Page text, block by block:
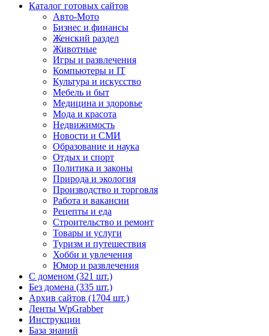
Каталог готовых сайтов
Авто-Мото
Бизнес и финансы
Женский раздел
Животные
Игры и развлечения
Компьютеры и IT
Культура и искусство
Мебель и быт
Медицина и здоровье
Мода и красота
Недвижимость
Новости и СМИ
Образование и наука
Отдых и спорт
Политика и законы
Природа и экология
Производство и торговля
Работа и вакансии
Рецепты и еда
Строительство и ремонт
Товары и услуги
Туризм и путешествия
Хобби и увлечения
Юмор и развлечения
С доменом (321 шт.)
Без домена (335 шт.)
Архив сайтов (1704 шт.)
Ленты WpGrabber
Инструкции
База знаний